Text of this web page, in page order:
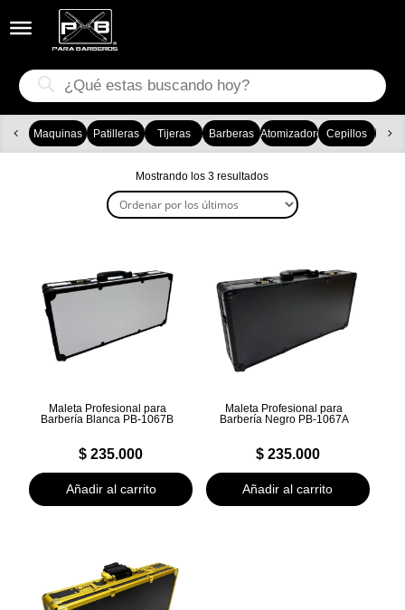
Búsqueda
de
productos
Maquinas Patilleras Tijeras Barberas AtomizadoresCepillos
Mostrando los 3 resultadosOrdenado
por
los
Maleta Profesional para
Barbería Blanca PB-1067B
$ 235.000
Añadir al carrito
Maleta Profesional para
Barbería Negro PB-1067A
$235.000
Añadir al carrito